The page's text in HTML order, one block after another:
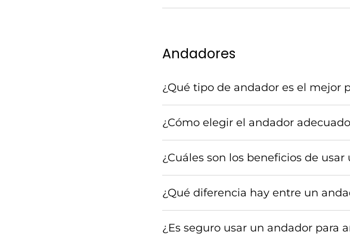
Andadores
¿Qué tipo de andador es el mejor
¿Cómo elegir el andador
¿Cuáles son los beneficios de
¿Qué diferencia hay entre un
¿Es seguro usar un andador para